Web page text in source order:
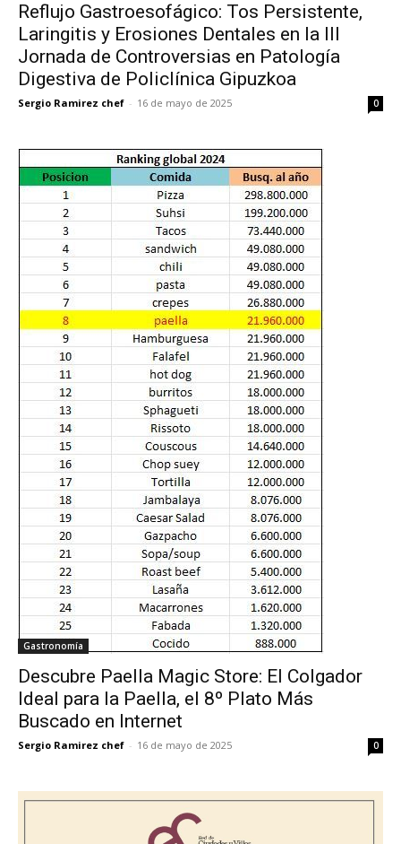
Reflujo Gastroesofágico: Tos Persistente,
Laringitis y Erosiones Dentales en la III
Jornada de Controversias en Patología
Digestiva de Policlínica Gipuzkoa
Sergio Ramirez chef - 16 de mayo de 2025 0
Gastronomía
Descubre Paella Magic Store: El Colgador
Ideal para la Paella, el 8º Plato Más
Buscado en Internet
Sergio Ramirez chef - 16 de mayo de 2025 0